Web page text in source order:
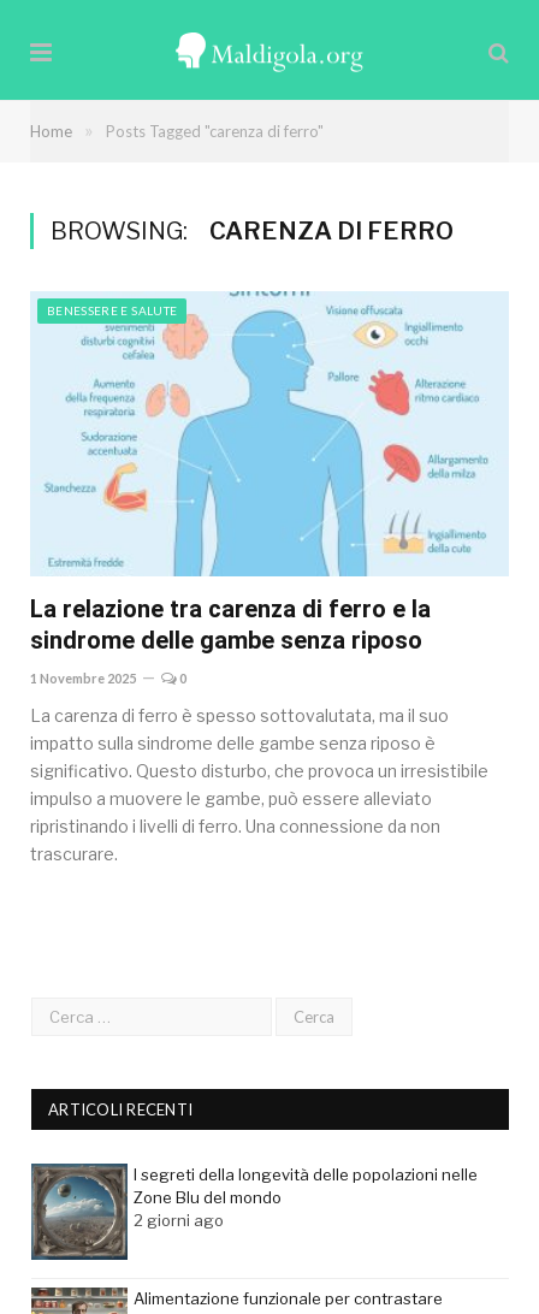
Home » Posts Tagged "carenza di ferro"
BROWSING: CARENZA DI FERRO
BENESSERE E SALUTE
La relazione tra carenza di ferro e la
sindrome delle gambe senza riposo
1 Novembre 2025 0
La carenza di ferro è spesso sottovalutata, ma il suo
impatto sulla sindrome delle gambe senza riposo è
significativo. Questo disturbo, che provoca un irresistibile
impulso a muovere le gambe, può essere alleviato
ripristinando i livelli di ferro. Una connessione da non
trascurare.
ARTICOLI RECENTI
I segreti della longevità delle popolazioni nelle
Zone Blu del mondo
2 giorni ago
Alimentazione funzionale per contrastare